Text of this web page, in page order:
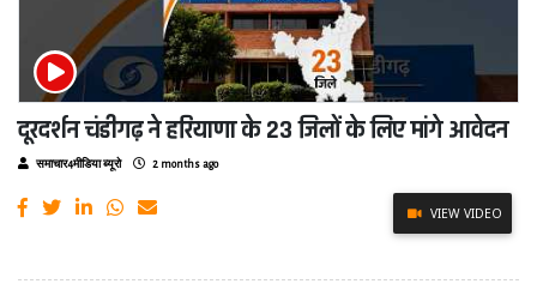
दूरदर्शन चंडीगढ़ ने हरियाणा के 23 जिलों के लिए मांगे आवेदन
समाचार4मीडिया ब्यूरो 2 months ago
VIEW VIDEO